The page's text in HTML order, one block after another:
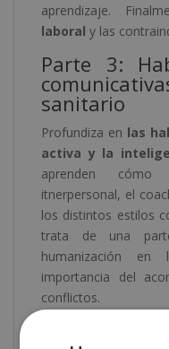
aprendizaje.
laboral y las
Parte 3:
sanitario
Profundiza en las
activa y la
aprenden cómo
itnerpersonal, el
los distintos estilos
trata de una
humanización
importancia del
conflictos.
¿Qué